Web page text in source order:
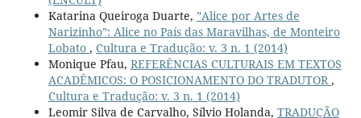
Katarina Queiroga Duarte, ”Alice por Artes de
Narizinho”: Alice no País das Maravilhas, de Monteiro
Lobato , Cultura e Tradução: v. 3 n. 1 (2014)
Monique Pfau, REFERÊNCIAS CULTURAIS EM TEXTOS
ACADÊMICOS: O POSICIONAMENTO DO TRADUTOR,
Cultura e Tradução: v. 3 n. 1 (2014)
Leomir Silva de Carvalho, Sílvio Holanda, TRADUÇÃO